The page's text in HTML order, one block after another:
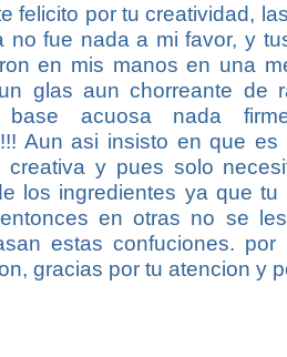
felicito por tu creatividad,
no fue nada a mi favor, y
en mis manos en una
glas aun chorreante de
acuosa nada
Aun asi insisto en que
y pues solo
los ingredientes ya que
en otras no se
estas confuciones.
gracias por tu atencion y